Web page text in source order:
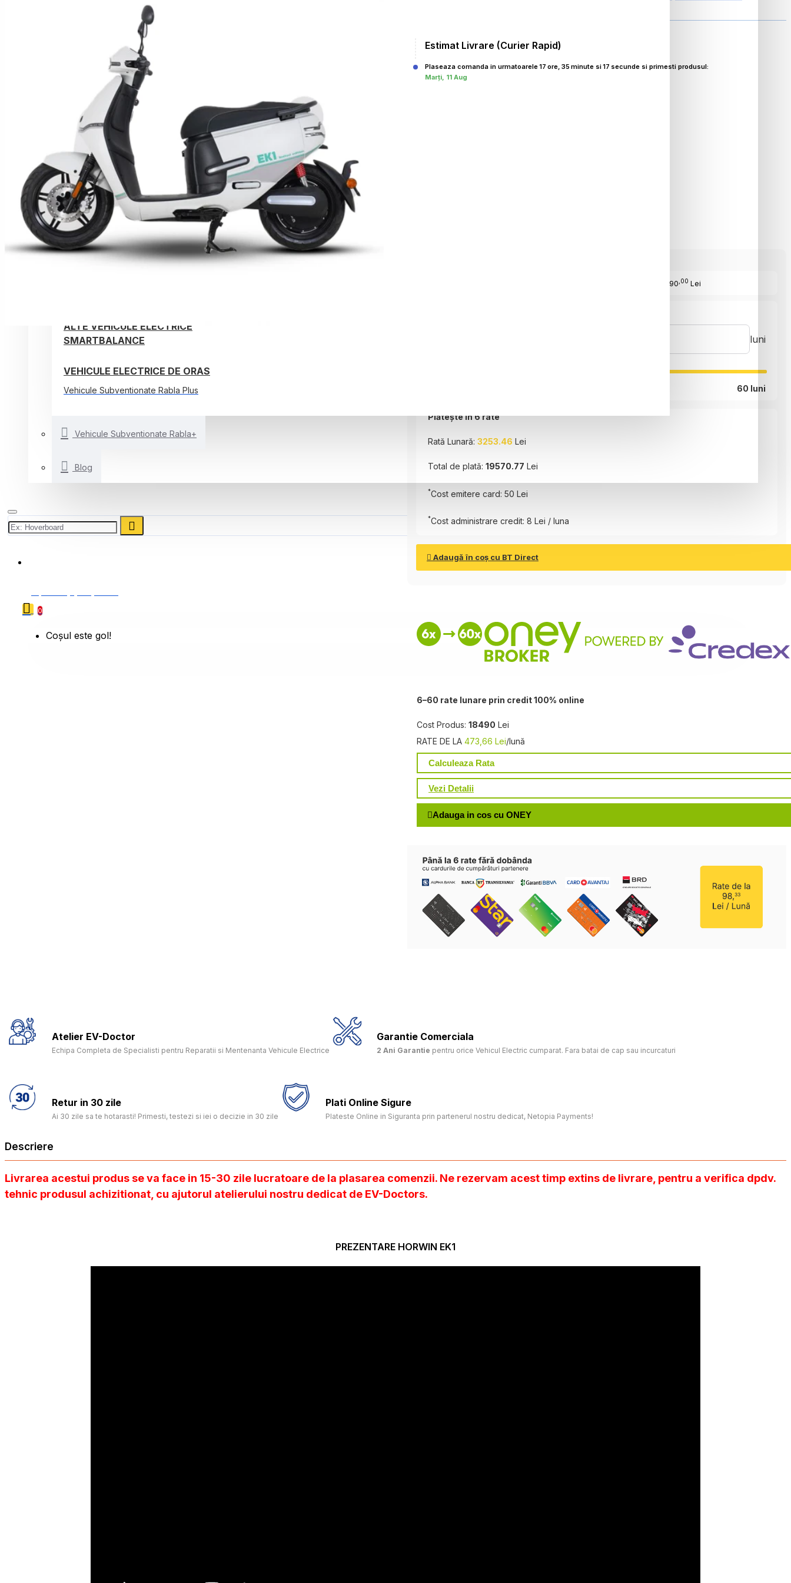
SCUTERE ELECTRICE
Moped/Harley Electric
Scutere Horwin
Motociclete Gowow
Motociclete Sur-Ron
ACCESORII
Accesorii de siguranta
Huse si Ghiozdane
Incarcatoare
Baterii
TROTINETE ELECTRICE
ALTE VEHICULE ELECTRICE
SMARTBALANCE
VEHICULE ELECTRICE DE ORAS
Vehicule Subventionate Rabla Plus
Vehicule Subventionate Rabla+
Blog
0
Coșul este gol!
Estimat Livrare (Curier Rapid)
Plaseaza comanda in urmatoarele17 ore, 35 minute si16 secunde si primesti produsul:
Marți, 11 Aug
:18490 ,00 Lei
luni
60 luni
Plătește în6rate
Rată Lunară: 3253.46 Lei
Total de plată: 19570.77 Lei
*Cost emitere card: 50 Lei
*Cost administrare credit: 8 Lei / luna
Adaugă în coş cu BT Direct
6–60 rate lunare prin credit 100% online
Cost Produs: 18490 Lei
RATE DE LA 473,66 Lei/lună
Calculeaza Rata
Vezi Detalii
Adauga in cos cu ONEY
Atelier EV-Doctor
Echipa Completa de Specialisti pentru Reparatii si Mentenanta Vehicule Electrice
Garantie Comerciala
2 Ani Garantie pentru orice Vehicul Electric cumparat. Fara batai de cap sau incurcaturi
Retur in 30 zile
Ai 30 zile sa te hotarasti! Primesti, testezi si iei o decizie in 30 zile
Plati Online Sigure
Plateste Online in Siguranta prin partenerul nostru dedicat, Netopia Payments!
Descriere
Livrarea acestui produs se va face in 15-30 zile lucratoare de la plasarea comenzii. Ne rezervam acest timp extins de livrare, pentru a verifica dpdv.
tehnic produsul achizitionat, cu ajutorul atelierului nostru dedicat de EV-Doctors.
PREZENTARE HORWIN EK1